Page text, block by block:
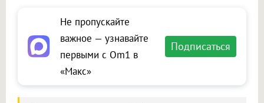
Не пропускайте
важное — узнавайте
первыми с Om1 в
«Макс»
Подписаться